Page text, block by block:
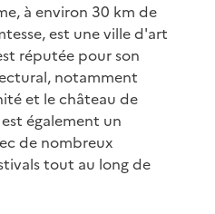
à environ 30 km de
est une ville d'art
réputée pour son
notamment
et le château de
également un
de nombreux
tout au long de